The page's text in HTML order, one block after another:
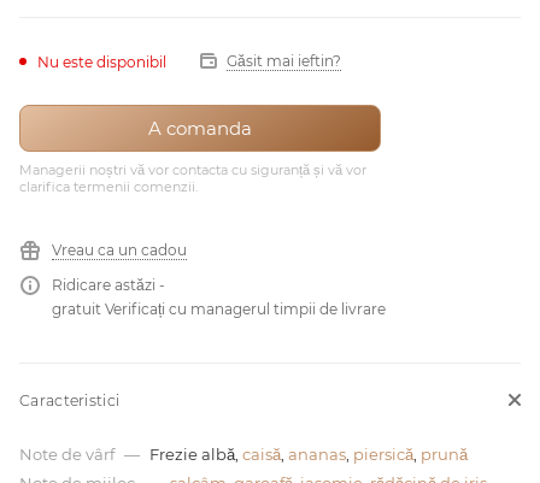
vândute
de lei
Nu este disponibil Găsit mai ieftin?
A comanda
Managerii noștri vă vor contacta cu siguranță și vă vor
clarifica termenii comenzii.
Vreau ca un cadou
Ridicare astăzi -
gratuit Verificați cu managerul timpii de livrare
Caracteristici
Note de vârf — Frezie albă, caisă ananas piersică prună